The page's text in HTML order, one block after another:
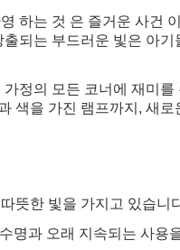
하는 것 은 즐거운 사건
되는 부드러운 빛은 아
정의 모든 코너에 재미
을 가진 램프까지, 새
뜻한 빛을 가지고 있습니
과 오래 지속되는 사